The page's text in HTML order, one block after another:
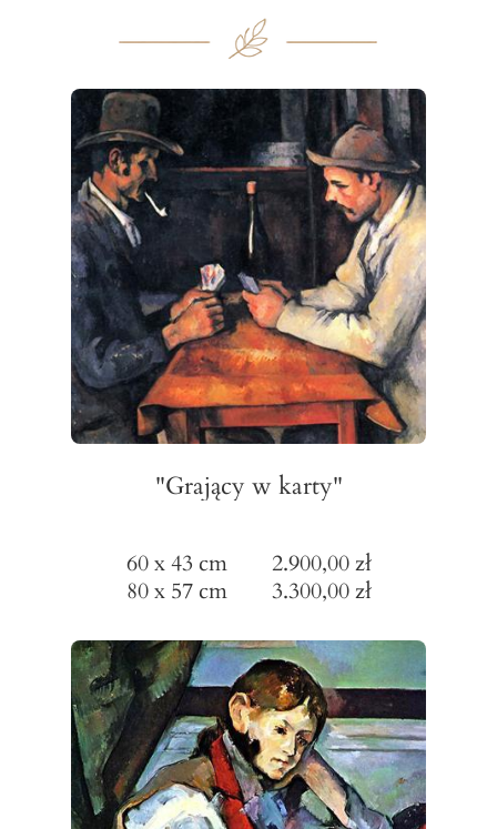
60 x 43 cm 2.900,00 zł
80 x 57 cm 3.300,00 zł
"Grający w karty"